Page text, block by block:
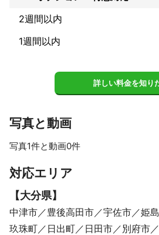
2週間以内
1週間以内
詳しい料金を知り
写真と動画
写真1件と動画0件
対応エリア
【大分県】
中津市 豊後高田市 宇佐市 姫
玖珠町
日出町 日田市 別府市